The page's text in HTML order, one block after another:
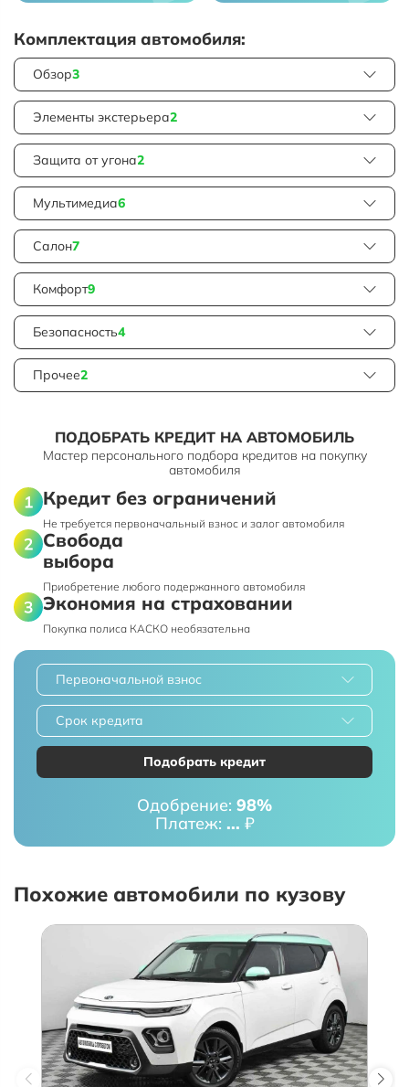
Комплектация автомобиля:
Обзор3
Элементы экстерьера2
Защита от угона2
Мультимедиа6
Салон7
Комфорт9
Безопасность4
Прочее2
ПОДОБРАТЬ КРЕДИТ НА АВТОМОБИЛЬ
Мастер персонального подбора кредитов на покупку
автомобиля
Кредит без ограничений
Не требуется первоначальный взнос и залог автомобиля
Свобода
выбора
Приобретение любого подержанного автомобиля
Экономия на страховании
Покупка полиса КАСКО необязательна
Первоначальной взнос
Срок кредита
Подобрать кредит
Одобрение: 98%
Платеж: ... ₽
Похожие автомобили по кузову